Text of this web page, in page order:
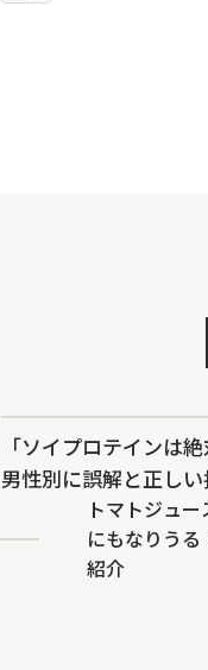
「ソイプロテインは
男性別に誤解と正し
トマトジュ
にもなりう
紹介